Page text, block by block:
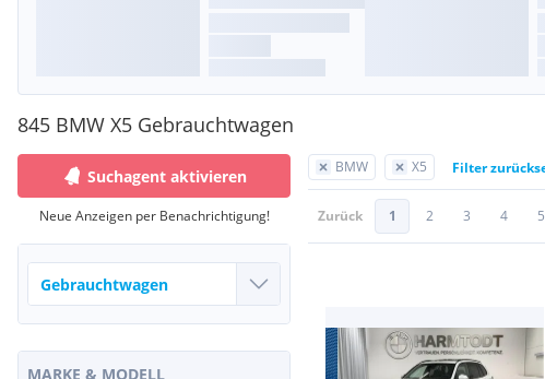
845 BMW X5 Gebrauchtwagen
BMW X5 Filter
Zurück 1 2 3 4 5
Suchagent aktivieren
Neue Anzeigen per Benachrichtigung!
MARKE & MODELL